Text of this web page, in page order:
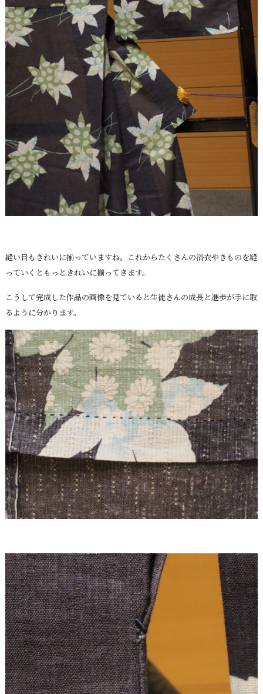
縫い目もきれいに揃っていますね。これからたくさんの浴衣やきものを縫
っていくともっときれいに揃ってきます。
こうして完成した作品の画像を見ていると生徒さんの成長と進歩が手に取
るように分かります。